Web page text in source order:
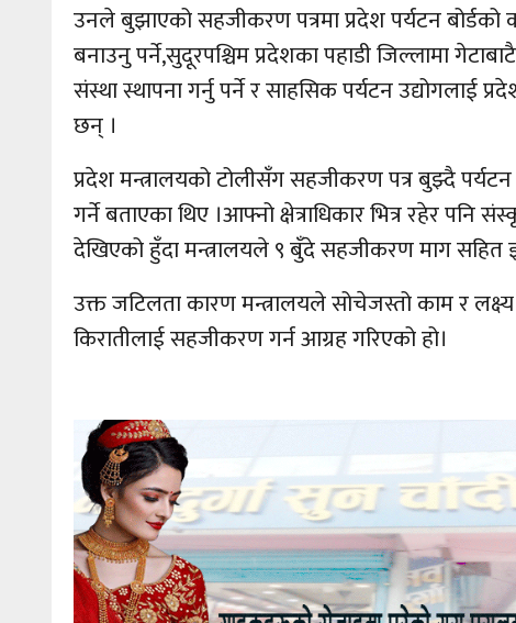
उनले बुझाएको सहजीकरण पत्रमा प्रदेश पर्यटन बोर्डको
बनाउनु पर्ने,सुदूरपश्चिम प्रदेशका पहाडी जिल्लामा
संस्था स्थापना गर्नु पर्ने र साहसिक पर्यटन उद्योगलाई
छन् ।
प्रदेश मन्त्रालयको टोलीसँग सहजीकरण पत्र बुझ्दै
गर्ने बताएका थिए ।आफ्नो क्षेत्राधिकार भित्र रहेर पनि
देखिएको हुँदा मन्त्रालयले ९ बुँदे सहजीकरण माग सहित
उक्त जटिलता कारण मन्त्रालयले सोचेजस्तो काम र
किरातीलाई सहजीकरण गर्न आग्रह गरिएको हो।